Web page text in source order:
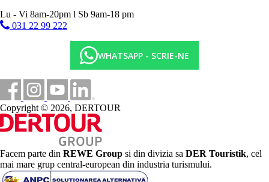
club pentru copii
plaja cu pietris
sezlonguri si umbrele gratuite
prosoape - 10 euro
transfer la plaja (gratuit)
Activitati sportive gratuite
fitness
teren de tenis (iluminat contra cost)
polo pe apa
mini fotbal
volei
tenis de masa
programe de animatie
Lu - Vi 8am-20pm l Sb 9am-18 pm
031 22 99 222
WHATSAPP - SCRIE-NE
Copyright © 2026, DERTOUR
Facem parte din REWE Group si din divizia sa DER Touristik, cel
mai mare grup central-european din industria turismului.